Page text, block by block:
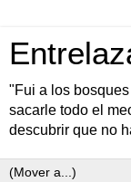
"Fui a los
sacarle todo el
descubrir que no